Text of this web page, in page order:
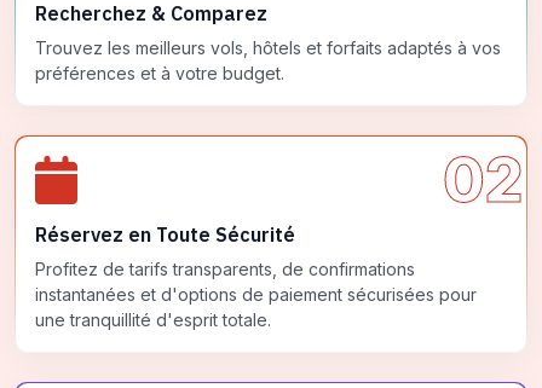
Recherchez & Comparez
Trouvez les meilleurs vols, hôtels et forfaits adaptés à vos
préférences et à votre budget.
02
Réservez en Toute Sécurité
Profitez de tarifs transparents, de confirmations
instantanées et d'options de paiement sécurisées pour
une tranquillité d'esprit totale.